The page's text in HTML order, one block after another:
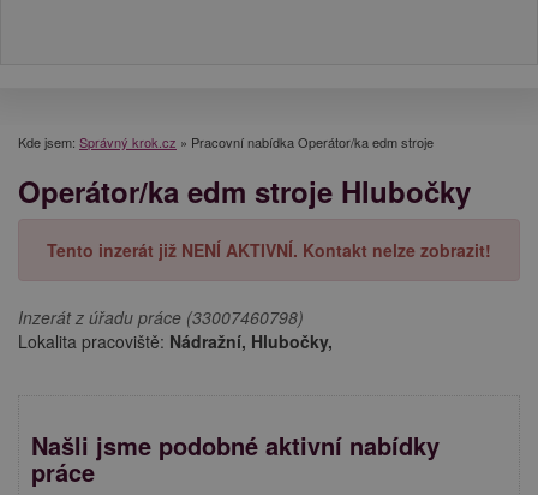
Kde jsem: Správný krok.cz » Pracovní nabídka Operátor/ka edm stroje
Operátor/ka edm stroje Hlubočky
Tento inzerát již NENÍ AKTIVNÍ. Kontakt nelze zobrazit!
Inzerát z úřadu práce (33007460798)
Lokalita pracoviště: Nádražní, Hlubočky,
Našli jsme podobné aktivní nabídky
práce